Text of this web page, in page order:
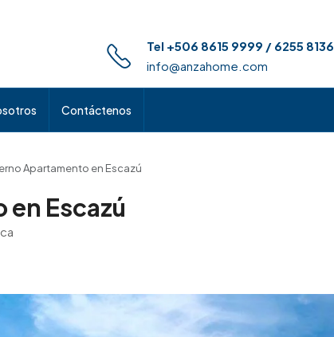
Tel +506 8615 9999 / 6255 8136
info@anzahome.com
Contáctenos
Apartamento en Escazú
Escazú